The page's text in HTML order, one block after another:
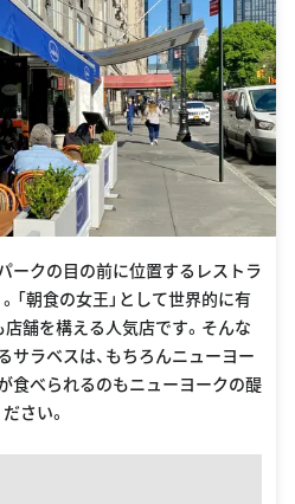
ークの目の前に位置するレストラ
。「朝食の女王」として世界的に有
舗を構える人気店です。そんな
サラベスは、もちろんニューヨー
食べられるのもニューヨークの醍
さい。